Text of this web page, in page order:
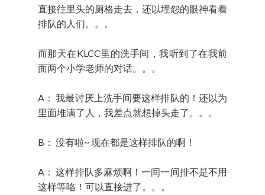
直接往里头的厕格走去，还以埋怨的眼神看着
排队的人们。。。
而那天在KLCC里的洗手间，我听到了在我前
面两个小学老师的对话。。。
A： 我最讨厌上洗手间要这样排队的！还以为
里面堆满了人，我差点就想掉头走了。。。
B： 没有啦~ 现在都是这样排队的啊！
A： 这样排队多麻烦啊！一间一间排不是不用
这样等咯！可以直接进了。。。